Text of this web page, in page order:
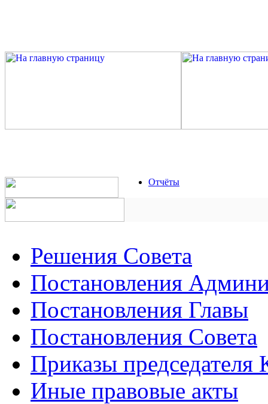
Отчёты
Решения Совета
Постановления
Постановления Главы
Постановления Совета
Приказы
Иные правовые акты